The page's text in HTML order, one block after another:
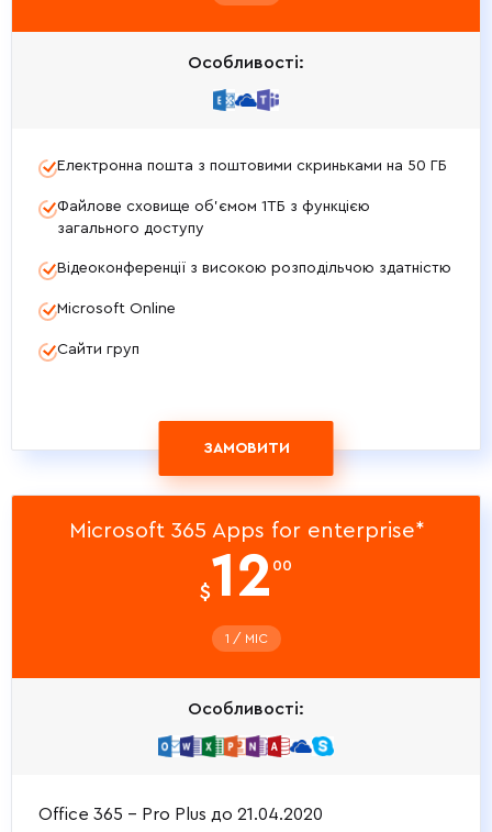
Особливості:
Електронна пошта з поштовими скриньками на 50 ГБ
Файлове сховище об’ємом 1ТБ з функцією
загального доступу
Відеоконференції з високою розподільчою здатністю
Microsoft Online
Сайти груп
ЗАМОВИТИ
Microsoft 365 Apps for enterprise*
$12 00
1 / МIС
Особливості:
Office 365 - Pro Plus до 21.04.2020